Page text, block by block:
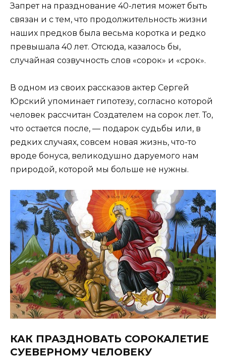
Запрет на празднование 40-летия может быть
связан и с тем, что продолжительность жизни
наших предков была весьма коротка и редко
превышала 40 лет. Отсюда, казалось бы,
случайная созвучность слов «сорок» и «срок».
В одном из своих рассказов актер Сергей
Юрский упоминает гипотезу, согласно которой
человек рассчитан Создателем на сорок лет. То,
что остается после, — подарок судьбы или, в
редких случаях, совсем новая жизнь, что-то
вроде бонуса, великодушно даруемого нам
природой, которой мы больше не нужны.
КАК ПРАЗДНОВАТЬ СОРОКАЛЕТИЕ
СУЕВЕРНОМУ ЧЕЛОВЕКУ